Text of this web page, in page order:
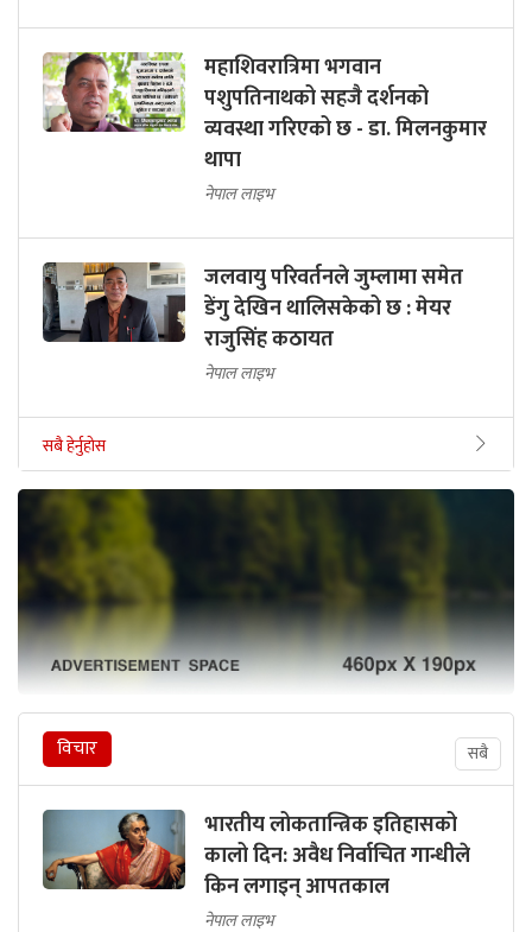
महाशिवरात्रिमा भगवान
पशुपतिनाथको सहजै दर्शनको
व्यवस्था गरिएको छ - डा. मिलनकुमार
थापा
नेपाल लाइभ
जलवायु परिवर्तनले जुम्लामा समेत
डेंगु देखिन थालिसकेको छ : मेयर
राजुसिंह कठायत
नेपाल लाइभ
सबै हेर्नुहोस
विचार सबै
भारतीय लोकतान्त्रिक इतिहासको
कालो दिन: अवैध निर्वाचित गान्धीले
किन लगाइन् आपतकाल
नेपाल लाइभ